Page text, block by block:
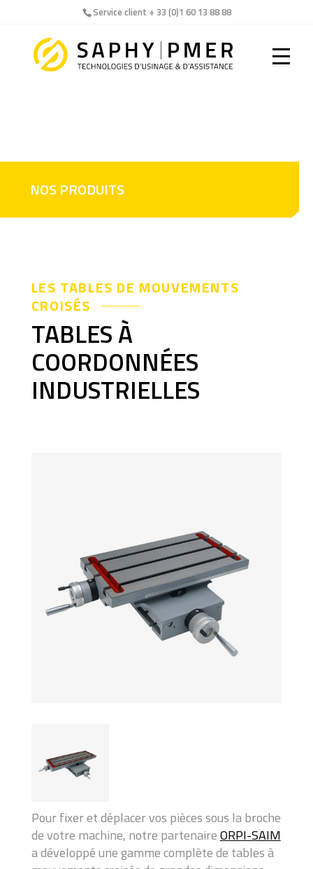
: Undefined array key "url" in
/home/saphypmeft/www/wp-
content/plugins/sqwplugin/Controllers/
22
Service client + 33 (0)1 60 13 88 88
NOS PRODUITS
LES TABLES DE MOUVEMENTS
CROISÉS
TABLES À
COORDONNÉES
INDUSTRIELLES
Pour fixer et déplacer vos pièces sous la broche
de votre machine, notre partenaireORPI-SAIM
a développé une gamme complète de tables à